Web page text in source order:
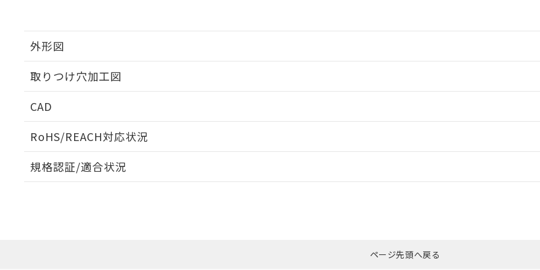
外形図
取りつけ穴加工図
CAD
RoHS/REACH対応状況
EU RoHS 注意事項・凡例
ダウンロードはこちら
規格認証/適合状況
ページ先頭へ戻る